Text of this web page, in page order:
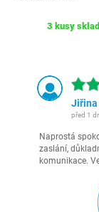
3 kusy
Jiřina
před 1
Naprostá
zaslání,
komunikace.